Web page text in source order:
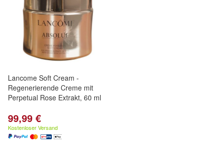
Lancome Soft Cream -
Regenerierende Creme mit
Perpetual Rose Extrakt, 60 ml
99,99 €
Kostenloser Versand